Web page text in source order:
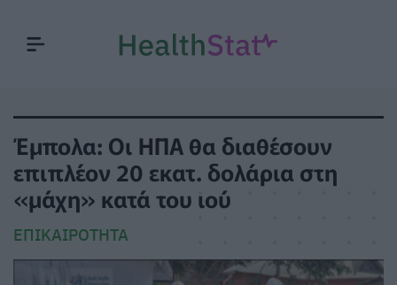
Έμπολα: Οι ΗΠΑ θα διαθέσουν
επιπλέον 20 εκατ. δολάρια στη
«μάχη» κατά του ιού
ΕΠΙΚΑΙΡΌΤΗΤΑ